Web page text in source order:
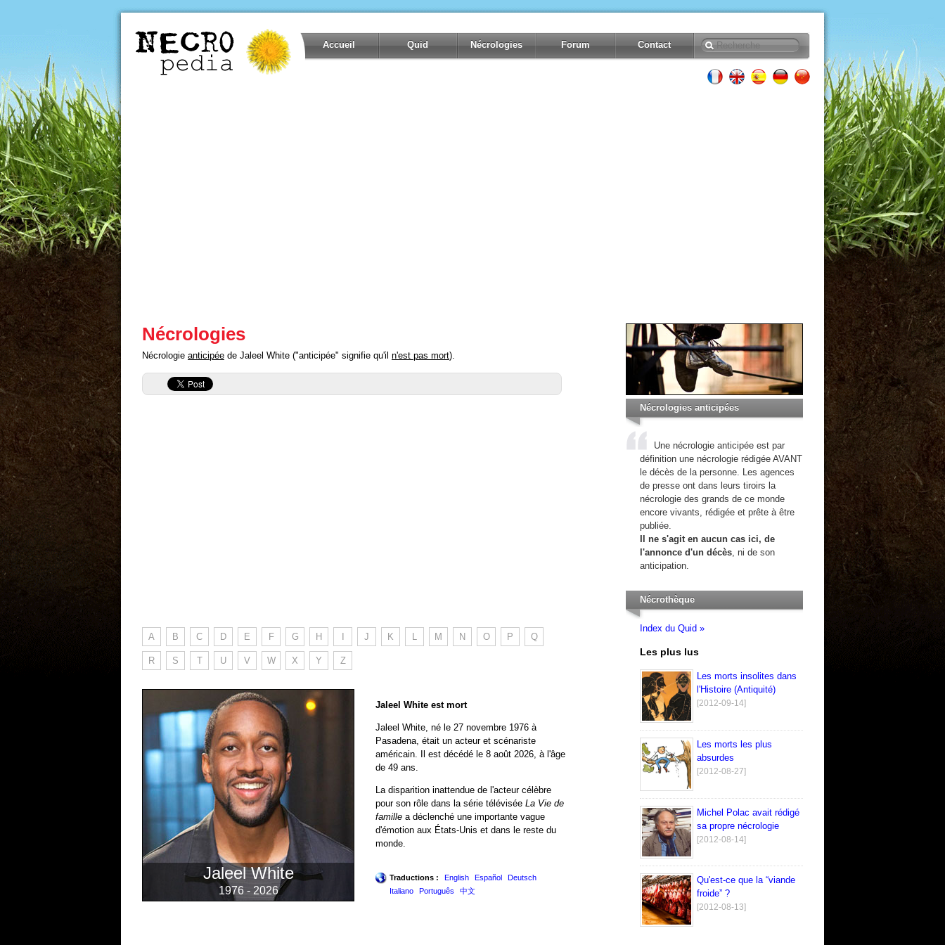
Accueil Quid Nécrologies Forum Contact
Nécrologies
Nécrologie anticipée de Jaleel White ("anticipée" signifie qu'il n'est pas mort).
A B C D E F G H J K L M N O P Q
R S T U V W X Y Z
Jaleel White
1976 - 2026
Jaleel White est mort
Jaleel White, né le 27 novembre 1976 à
Pasadena, était un acteur et scénariste
américain. Il est décédé le 8 août 2026, à l'âge
de 49 ans.
La disparition inattendue de l'acteur célèbre
pour son rôle dans la série télévisée La Vie de
famille a déclenché une importante vague
d'émotion aux États-Unis et dans le reste du
monde.
Traductions : English Español
Deutsch
Italiano
Português 中文
Nécrologies anticipées
Une nécrologie anticipée est par
définition une nécrologie rédigée AVANT
le décès de la personne. Les agences
de presse ont dans leurs tiroirs la
nécrologie des grands de ce monde
encore vivants, rédigée et prête à être
publiée.
Il ne s'agit en aucun cas ici, de
l'annonce d'un décès, ni de son
anticipation.
Nécrothèque
Index du Quid »
Les plus lus
Les morts insolites dans
l'Histoire (Antiquité)
[2012-09-14]
Les morts les plus
absurdes
[2012-08-27]
Michel Polac avait rédigé
sa propre nécrologie
[2012-08-14]
Qu'est-ce que la “viande
froide” ?
[2012-08-13]